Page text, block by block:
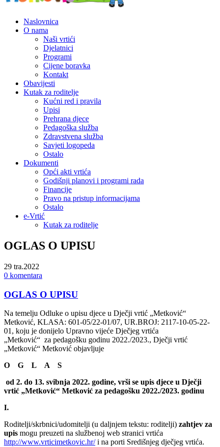
Naslovnica
O nama
Naši vrtići
Djelatnici
Programi
Cijene boravka
Kontakt
Obavijesti
Kutak za roditelje
Kućni red i pravila
Upisi
Prehrana djece
Pedagoška služba
Zdravstvena služba
Savjeti logopeda
Ostalo
Dokumenti
Opći akti vrtića
Godišnji planovi i programi rada
Financije
Pravo na pristup informacijama
Ostalo
e-Vrtić
Kutak za roditelje
OGLAS O UPISU
29 tra.2022
0 komentara
OGLAS O UPISU
Na temelju Odluke o upisu djece u Dječji vrtić „Metković“
Metković, KLASA: 601-05/22-01/07, UR.BROJ: 2117-10-05-22-
01, koju je donijelo Upravno vijeće Dječjeg vrtića
„Metković“ za pedagošku godinu 2022./2023., Dječji vrtić
„Metković“ Metković objavljuje
O G L A S
od 2. do 13. svibnja 2022. godine, vrši se upis djece u Dječji
vrtić „Metković“ Metković za pedagošku 2022./2023. godinu
I.
Roditelji/skrbnici/udomitelji (u daljnjem tekstu: roditelji) zahtjev za
upis mogu preuzeti na službenoj web stranici vrtića
http://www.vrticimetkovic.hr/i na porti Središnjeg dječjeg vrtića.